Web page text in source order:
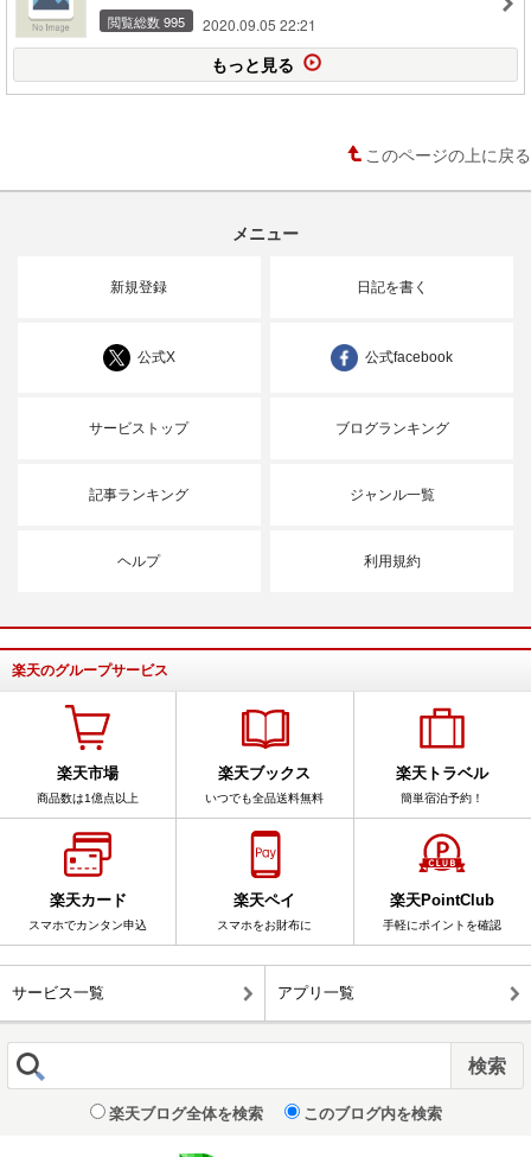
閲覧総数 995 2020.09.05 22:21
もっと見る
このページの上に戻る
メニュー
新規登録 日記を書く
公式X 公式facebook
サービストップ ブログランキング
記事ランキング ジャンル一覧
ヘルプ 利用規約
楽天のグループサービス
楽天市場
商品数は1億点以上
楽天ブックス
いつでも全品送料無料
楽天トラベル
簡単宿泊予約！
楽天カード
スマホでカンタン申込
楽天ペイ
スマホをお財布に
楽天PointClub
手軽にポイントを確認
サービス一覧 アプリ一覧
楽天ブログ全体を検索 このブログ内を検索